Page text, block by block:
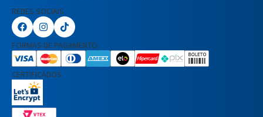
REDES SOCIAIS
FORMAS DE PAGAMENTO
CERTIFICADOS
Nome Completo